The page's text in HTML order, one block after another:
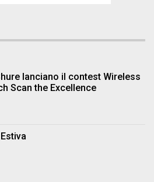
lanciano il contest Wireless
Scan the Excellence